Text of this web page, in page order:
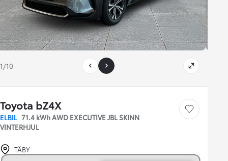
1/10
Toyota bZ4X
ELBIL 71.4 kWh AWD EXECUTIVE JBL SKINN
VINTERHJUL
Save car
TÄBY